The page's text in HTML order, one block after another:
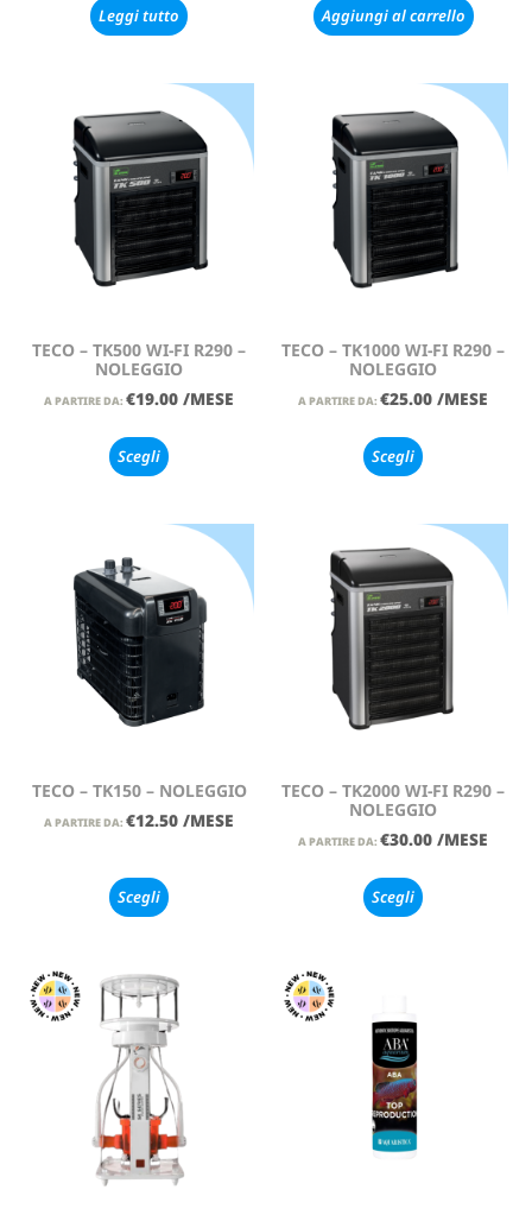
Leggi tutto Aggiungi al carrello
TECO – TK500 WI-FI R290 –
NOLEGGIO
A PARTIRE DA: €19.00 /MESE
Scegli
TECO – TK1000 WI-FI R290 –
NOLEGGIO
A PARTIRE DA: €25.00 /MESE
Scegli
TECO – TK150 – NOLEGGIO
A PARTIRE DA: €12.50 /MESE
Scegli
TECO – TK2000 WI-FI R290 –
NOLEGGIO
A PARTIRE DA: €30.00 /MESE
Scegli